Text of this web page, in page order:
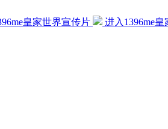
皇家世界宣传片 进入1396me